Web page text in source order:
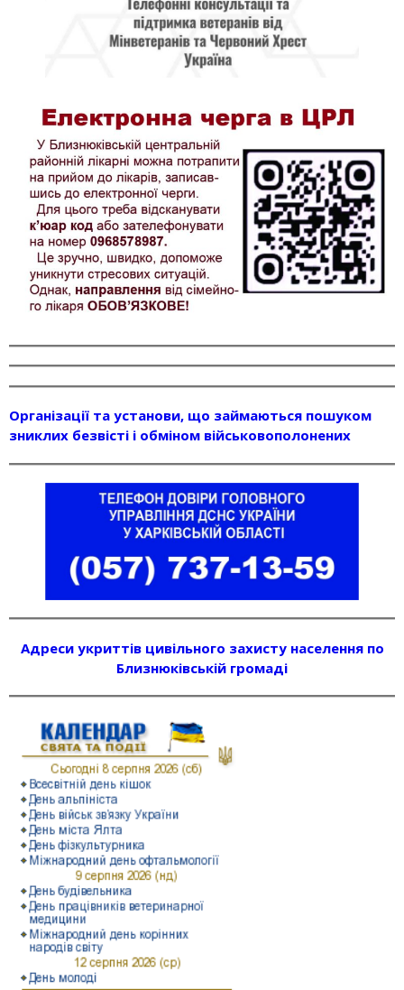
Організації та установи, що займаються пошуком
зниклих безвісті і обміном військовополонених
Адреси укриттів цивільного захисту населення по
Близнюківській громаді